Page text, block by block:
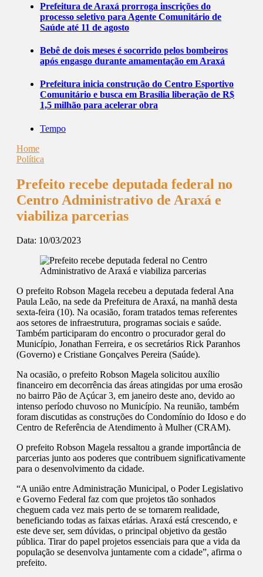
Prefeitura de Araxá prorroga inscrições do
processo seletivo para Agente Comunitário de
Saúde até 11 de agosto
Bebê de dois meses é socorrido pelos bombeiros
após engasgo durante amamentação em Araxá
Prefeitura inicia construção do Centro Esportivo
Comunitário e busca em Brasília liberação de R$
1,5 milhão para acelerar obra
Tempo
Home
Política
Prefeito recebe deputada federal no
Centro Administrativo de Araxá e
viabiliza parcerias
Data: 10/03/2023
O prefeito Robson Magela recebeu a deputada federal Ana
Paula Leão, na sede da Prefeitura de Araxá, na manhã desta
sexta-feira (10). Na ocasião, foram tratados temas referentes
aos setores de infraestrutura, programas sociais e saúde.
Também participaram do encontro o procurador geral do
Município, Jonathan Ferreira, e os secretários Rick Paranhos
(Governo) e Cristiane Gonçalves Pereira (Saúde).
Na ocasião, o prefeito Robson Magela solicitou auxílio
financeiro em decorrência das áreas atingidas por uma erosão
no bairro Pão de Açúcar 3, em janeiro deste ano, devido ao
intenso período chuvoso no Município. Na reunião, também
foram discutidas as construções do Condomínio do Idoso e do
Centro de Referência de Atendimento à Mulher (CRAM).
O prefeito Robson Magela ressaltou a grande importância de
parcerias junto aos poderes que contribuem significativamente
para o desenvolvimento da cidade.
“A união entre Administração Municipal, o Poder Legislativo
e Governo Federal faz com que projetos tão sonhados
cheguem cada vez mais perto de se tornarem realidade,
beneficiando todas as faixas etárias. Araxá está crescendo, e
este deve ser, sem dúvidas, o principal objetivo da gestão
pública. Tirar do papel projetos essenciais para que a vida da
população se desenvolva juntamente com a cidade”, afirma o
prefeito.